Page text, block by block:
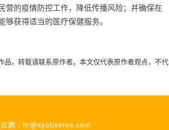
营的疫情防控工作，降低传播风险；并确保在
获得适当的医疗保健服务。
，转载请联系原作者。本文仅代表原作者观点，不代
聘 : hr@syobserve.com